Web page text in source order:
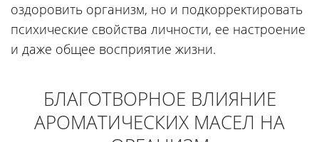
оздоровить организм, но и подкорректировать
психические свойства личности, ее настроение
и даже общее восприятие жизни.
БЛАГОТВОРНОЕ ВЛИЯНИЕ
АРОМАТИЧЕСКИХ МАСЕЛ НА